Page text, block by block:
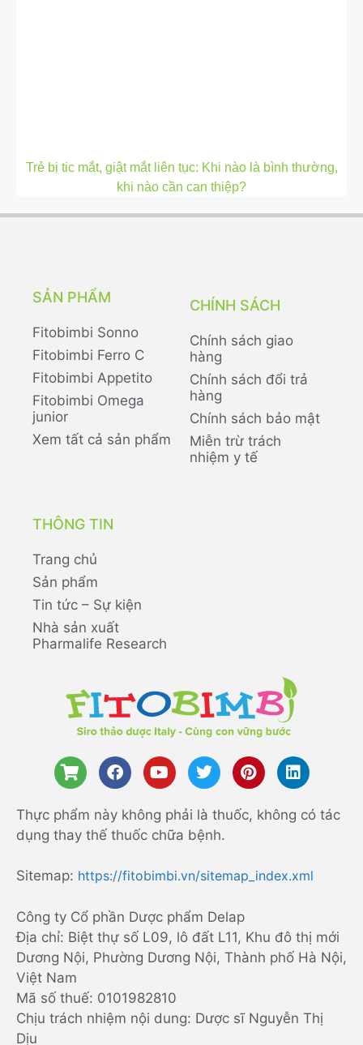
Trẻ bị tic mắt, giật mắt liên tục: Khi nào là bình thường,
khi nào cần can thiệp?
SẢN PHẨM
Fitobimbi Sonno
Fitobimbi Ferro C
Fitobimbi Appetito
Fitobimbi Omega
junior
Xem tất cả sản phẩm
CHÍNH SÁCH
Chính sách giao
hàng
Chính sách đổi trả
hàng
Chính sách bảo mật
Miễn trừ trách
nhiệm y tế
THÔNG TIN
Trang chủ
Sản phẩm
Tin tức – Sự kiện
Nhà sản xuất
Pharmalife Research
Thực phẩm này không phải là thuốc, không có tác
dụng thay thế thuốc chữa bệnh.
Sitemap: https://fitobimbi.vn/sitemap_index.xml
Công ty Cổ phần Dược phẩm Delap
Địa chỉ: Biệt thự số L09, lô đất L11, Khu đô thị mới
Dương Nội, Phường Dương Nội, Thành phố Hà Nội,
Việt Nam
Mã số thuế: 0101982810
Chịu trách nhiệm nội dung: Dược sĩ Nguyễn Thị
Dịu